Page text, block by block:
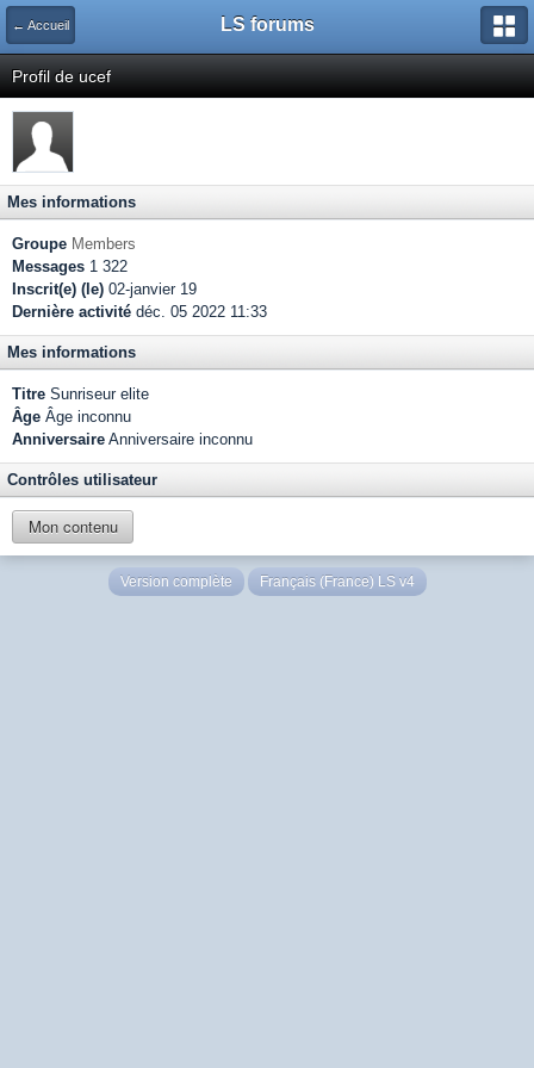
← Accueil LS forums
Profil de ucef
Mes informations
Groupe Members
Messages 1 322
Inscrit(e) (le) 02-janvier 19
Dernière activité déc. 05 2022 11:33
Mes informations
Titre Sunriseur elite
Âge Âge inconnu
Anniversaire Anniversaire inconnu
Contrôles utilisateur
Mon contenu
Version complète Français (France) LS v4